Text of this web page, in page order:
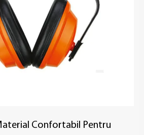
Confortabil Pentru